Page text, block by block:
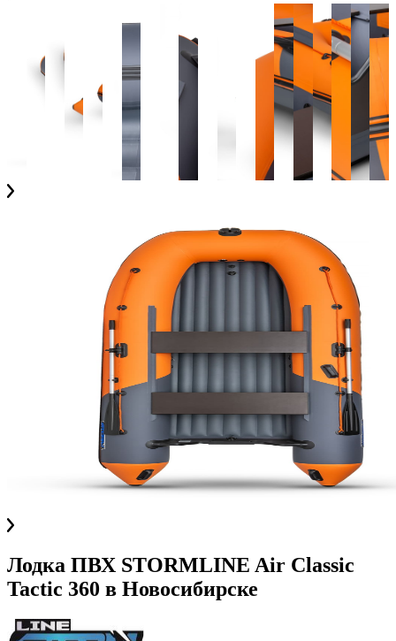
Лодка ПВХ STORMLINE Air Classic
Tactic 360 в Новосибирске